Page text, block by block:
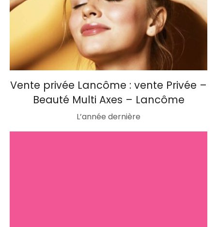
Vente privée Lancôme : vente Privée –
Beauté Multi Axes – Lancôme
L’année dernière